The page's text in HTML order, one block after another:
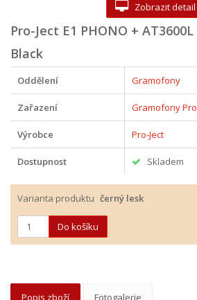
Zobrazit detail
Pro-Ject E1 PHONO +
Black
Oddělení Gramofony
Zařazení Gramofony
Výrobce Pro-Ject
Dostupnost Skladem
Varianta produktu černý lesk
Popis zboží Fotogalerie